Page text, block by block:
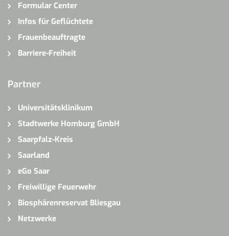
Formular Center
Infos für Geflüchtete
Frauenbeauftragte
Barriere-Freiheit
Partner
Universitätsklinikum
Stadtwerke Homburg GmbH
Saarpfalz-Kreis
Saarland
eGo Saar
Freiwillige Feuerwehr
Biosphärenreservat Bliesgau
Netzwerke